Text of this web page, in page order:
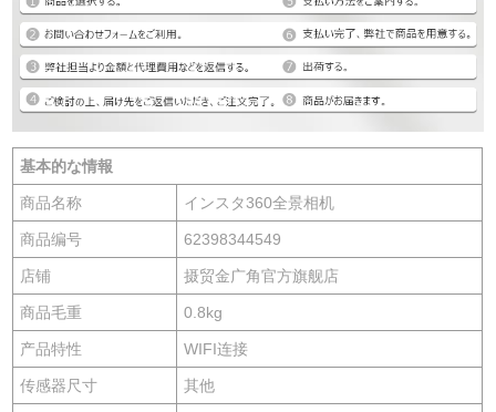
基本的な情報
商品名称 インスタ360全景相机
商品编号 62398344549
店铺 摄贸金广角官方旗舰店
商品毛重 0.8kg
产品特性 WIFI连接
传感器尺寸 其他